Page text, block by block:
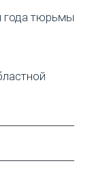
года тюрьмы